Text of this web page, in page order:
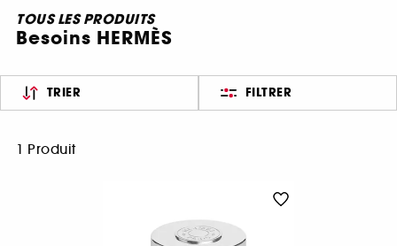
TOUS LES PRODUITS
Besoins HERMÈS
TRIER FILTRER
1 Produit